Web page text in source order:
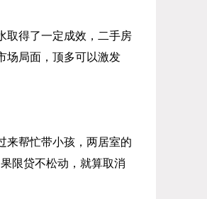
取得了一定成效，二手房
场局面，顶多可以激发
来帮忙带小孩，两居室的
限贷不松动，就算取消